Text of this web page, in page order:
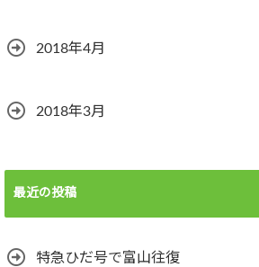
2018年4月
2018年3月
最近の投稿
特急ひだ号で富山往復